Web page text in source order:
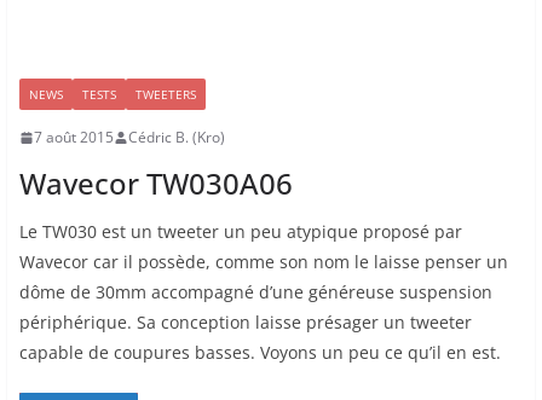
NEWS TESTS TWEETERS
7 août 2015 Cédric B. (Kro)
Wavecor TW030A06
Le TW030 est un tweeter un peu atypique proposé par
Wavecor car il possède, comme son nom le laisse penser un
dôme de 30mm accompagné d’une généreuse suspension
périphérique. Sa conception laisse présager un tweeter
capable de coupures basses. Voyons un peu ce qu’il en est.